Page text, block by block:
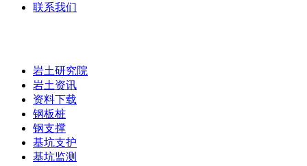
联系我们
岩土研究院
岩土资讯
资料下载
钢板桩
钢支撑
基坑支护
基坑监测